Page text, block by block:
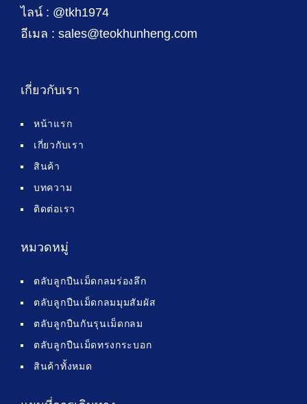
ไลน์ : @tkh1974
อีเมล : sales@teokhunheng.com
เกี่ยวกับเรา
หน้าแรก
เกี่ยวกับเรา
สินค้า
บทความ
ติดต่อเรา
หมวดหมู่
ตลับลูกปืนเม็ดกลมร่องลึก
ตลับลูกปืนเม็ดกลมมุมสัมผัส
ตลับลูกปืนกันรุนเม็ดกลม
ตลับลูกปืนเม็ดทรงกระบอก
สินค้าทั้งหมด